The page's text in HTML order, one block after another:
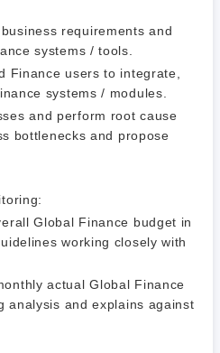
requirements and
systems / tools.
Finance users to integrate,
systems / modules.
and perform root cause
bottlenecks and propose
Global Finance budget in
working closely with
actual Global Finance
analysis and explains against
ビス・制作、ゲーム
ンク
英語を活かす
年間休日120日以